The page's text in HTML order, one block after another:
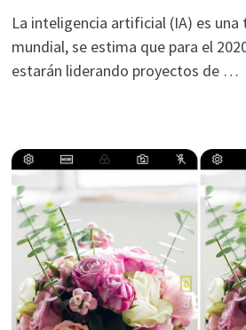
La inteligencia artificial (IA) es una
mundial, se estima que para el
estarán liderando proyectos de …